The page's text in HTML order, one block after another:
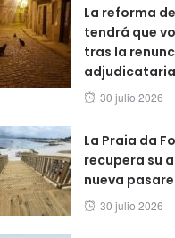
La reforma
tendrá que
tras la
adjudicataria
Posted
30 julio 2026
La Praia da
recupera su
nueva
Posted
30 julio 2026